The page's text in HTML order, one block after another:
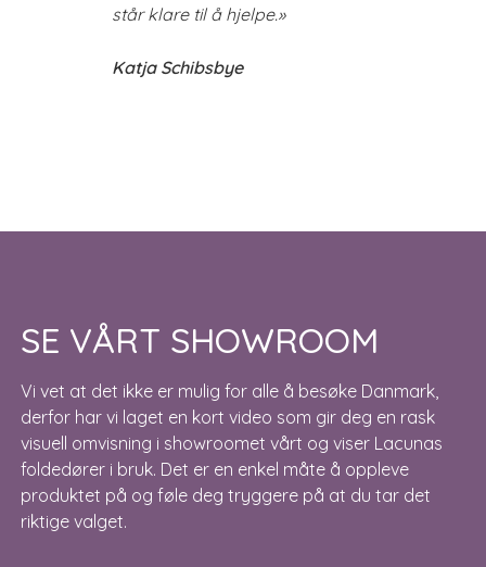
står klare til å hjelpe.»
Katja Schibsbye
SE VÅRT SHOWROOM
Vi vet at det ikke er mulig for alle å besøke Danmark,
derfor har vi laget en kort video som gir deg en rask
visuell omvisning i showroomet vårt og viser Lacunas
foldedører i bruk. Det er en enkel måte å oppleve
produktet på og føle deg tryggere på at du tar det
riktige valget.